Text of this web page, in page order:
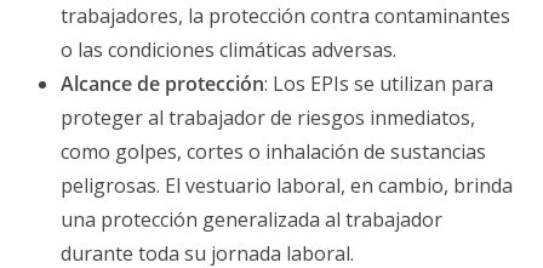
trabajadores, la protección contra contaminantes
o las condiciones climáticas adversas.
Alcance de protección: Los EPIs se utilizan para
proteger al trabajador de riesgos inmediatos,
como golpes, cortes o inhalación de sustancias
peligrosas. El vestuario laboral, en cambio, brinda
una protección generalizada al trabajador
durante toda su jornada laboral.